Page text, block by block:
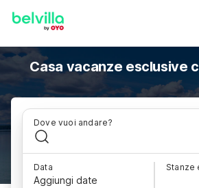
Casa vacanze esclusive
Dove vuoi andare?
Data
Aggiungi date
Stanze